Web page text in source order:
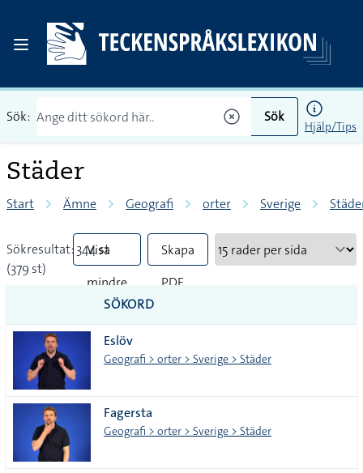
Sök: Sök
Hjälp/Tips
Städer
Start Ämne Geografi orter Sverige
Sökresultat: 344 st
(379 st)
Visa
mindre
tecken
Skapa
PDF
SÖKORD
Eslöv
Geografi > orter > Sverige > Städer
Fagersta
Geografi > orter > Sverige > Städer